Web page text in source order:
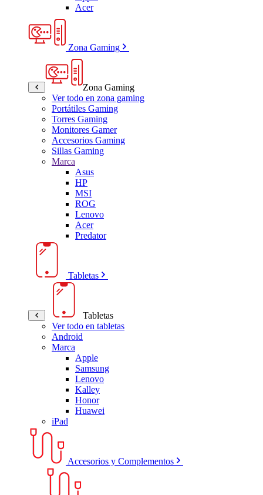
Acer
Zona Gaming
Zona Gaming
Ver todo en zona gaming
Portátiles Gaming
Torres Gaming
Monitores Gamer
Accesorios Gaming
Sillas Gaming
Marca
Asus
HP
MSI
ROG
Lenovo
Acer
Predator
Tabletas
Tabletas
Ver todo en tabletas
Android
Marca
Apple
Samsung
Lenovo
Kalley
Honor
Huawei
iPad
Accesorios y Complementos